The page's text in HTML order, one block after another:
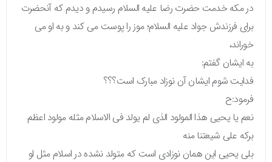
در مکه خدمت حضرت رضا علیه السلام رسیدم و دیدم که آنحضرت
برای فرزندش جواد علیه السلام؛ موز را پوست می کند و به او می
خوراند،
به ایشان گفتم:
فدایت شوم ایشان آن نوزاد مبارک است؟؟؟
فرمود:ح
نعم یا یحیی هذا المولود الذی لم یولد فی الاسلام مثله مولود اعظم
برکه علی شیعتنا منه
بلی یحیی این همان نوزادی است که متولد نشده در اسلام مثل او